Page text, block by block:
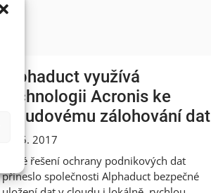
Alphaduct využívá
technologii Acronis ke
cloudovému zálohování dat
19. 5. 2017
Nové řešení ochrany podnikových dat
přineslo společnosti Alphaduct bezpečné